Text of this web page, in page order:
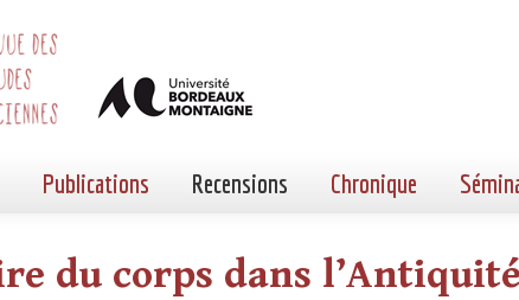
Publications Recensions Chronique
du corps dans